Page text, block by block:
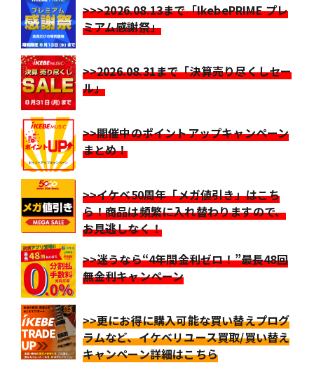
>>>2026.08.13まで「IkebePRIME プレ
ミアム感謝祭」
>>2026.08.31まで「決算売り尽くしセー
ル」
>>開催中のポイントアップキャンペーン
まとめ！
>>イケベ50周年「メガ値引き」はこち
ら！商品は頻繁に入れ替わりますので、
お見逃しなく！
>>迷うなら“4年間金利ゼロ！”最長48回
無金利キャンペーン
>>更にお得に購入可能な買い替えプログ
ラムなど、イケベリユース買取/買い替え
キャンペーン詳細はこちら